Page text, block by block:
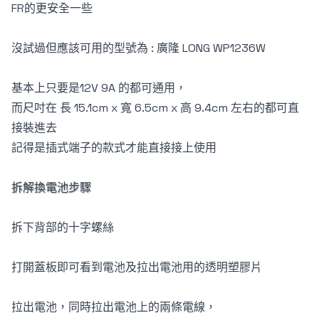
FR的更安全一些
沒試過但應該可用的型號為 : 廣隆 LONG WP1236W
基本上只要是12V 9A 的都可通用，
而尺吋在 長 15.1cm x 寬 6.5cm x 高 9.4cm 左右的都可直
接裝進去
記得是插式端子的款式才能直接接上使用
拆解換電池步驟
拆下背部的十字螺絲
打開蓋板即可看到電池及拉出電池用的透明塑膠片
拉出電池，同時拉出電池上的兩條電線，